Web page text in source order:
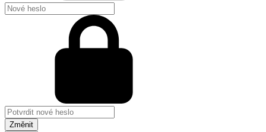
Změnit